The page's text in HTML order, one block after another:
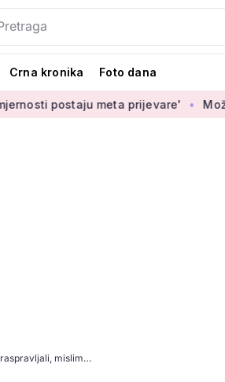
Crna kronika Foto dana
meta prijevare' Možete glasati
Umirovljenici pred Vladom: "Danas smo raspravljali, mislimo da će biti riješeno"